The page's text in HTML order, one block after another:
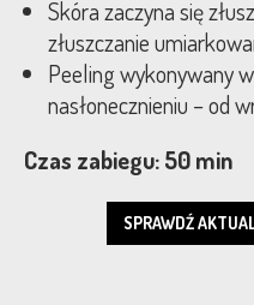
Skóra zaczyna się
złuszczanie
Peeling wykonywany
nasłonecznieniu – od
Czas zabiegu: 50 min
SPRAWDŹ